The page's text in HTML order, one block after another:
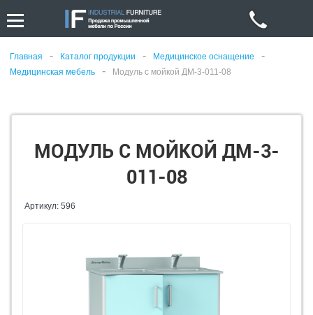
Главная - Каталог продукции - Медицинское оснащение -
Медицинская мебель - Модуль с мойкой ДМ-3-011-08
МОДУЛЬ С МОЙКОЙ ДМ-3-
011-08
Артикул: 596